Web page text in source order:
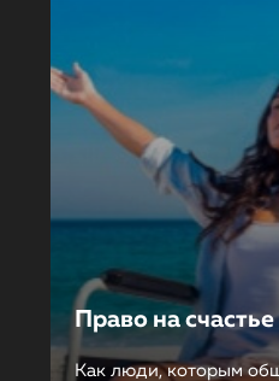
Право на счастье
Как люди, которым